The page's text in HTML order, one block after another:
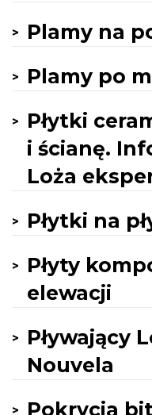
Plamy na
Plamy po
Płytki
i ścianę.
Loża
Płytki na
Płyty
elewacji
Pływający
Nouvela
Pokrycia